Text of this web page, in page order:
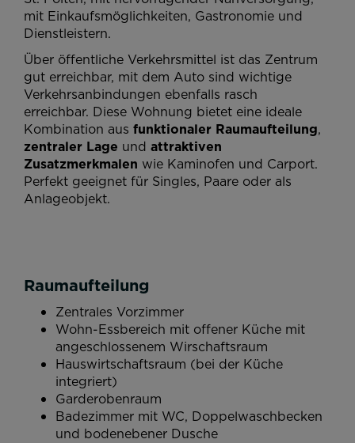
mit Einkaufsmöglichkeiten, Gastronomie und
Dienstleistern.
Über öffentliche Verkehrsmittel ist das Zentrum
gut erreichbar, mit dem Auto sind wichtige
Verkehrsanbindungen ebenfalls rasch
erreichbar. Diese Wohnung bietet eine ideale
Kombination aus funktionaler Raumaufteilung,
zentraler Lage und attraktiven
Zusatzmerkmalen wie Kaminofen und Carport.
Perfekt geeignet für Singles, Paare oder als
Anlageobjekt.
Raumaufteilung
Zentrales Vorzimmer
Wohn-Essbereich mit offener Küche mit
angeschlossenem Wirschaftsraum
Hauswirtschaftsraum (bei der Küche
integriert)
Garderobenraum
Badezimmer mit WC, Doppelwaschbecken
und bodenebener Dusche